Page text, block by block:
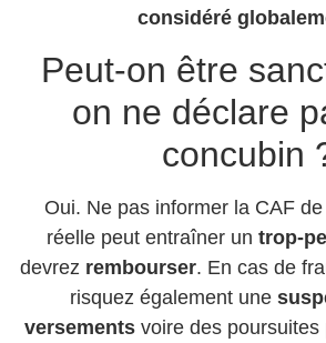
considéré
Peut-on être
on ne déclare
concubin
Oui. Ne pas informer la CAF
réelle peut entraîner un trop-
devrez rembourser. En cas de
risquez également une
versementsvoire des poursuites